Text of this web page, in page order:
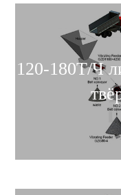
120-180Т/Ч